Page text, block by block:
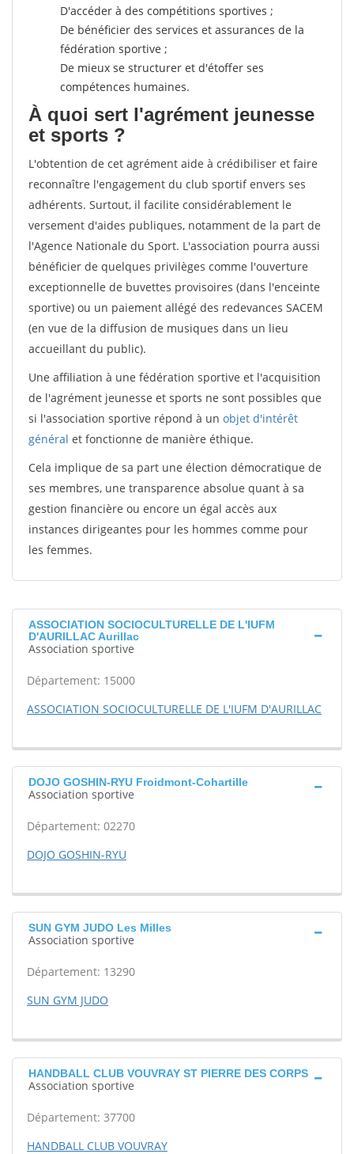
D'accéder à des compétitions sportives ;
De bénéficier des services et assurances de la
fédération sportive ;
De mieux se structurer et d'étoffer ses
compétences humaines.
À quoi sert l'agrément jeunesse
et sports ?
L'obtention de cet agrément aide à crédibiliser et faire
reconnaître l'engagement du club sportif envers ses
adhérents. Surtout, il facilite considérablement le
versement d'aides publiques, notamment de la part de
l'Agence Nationale du Sport. L'association pourra aussi
bénéficier de quelques privilèges comme l'ouverture
exceptionnelle de buvettes provisoires (dans l'enceinte
sportive) ou un paiement allégé des redevances SACEM
(en vue de la diffusion de musiques dans un lieu
accueillant du public).
Une affiliation à une fédération sportive et l'acquisition
de l'agrément jeunesse et sports ne sont possibles que
si l'association sportive répond à un objet d'intérêt
général et fonctionne de manière éthique.
Cela implique de sa part une élection démocratique de
ses membres, une transparence absolue quant à sa
gestion financière ou encore un égal accès aux
instances dirigeantes pour les hommes comme pour
les femmes.
ASSOCIATION SOCIOCULTURELLE DE L'IUFM
D'AURILLAC Aurillac
Association sportive
Département: 15000
ASSOCIATION SOCIOCULTURELLE DE L'IUFM D'AURILLAC
DOJO GOSHIN-RYU Froidmont-Cohartille
Association sportive
Département: 02270
DOJO GOSHIN-RYU
SUN GYM JUDO Les Milles
Association sportive
Département: 13290
SUN GYM JUDO
HANDBALL CLUB VOUVRAY ST PIERRE DES CORPS
Association sportive
Département: 37700
HANDBALL CLUB VOUVRAY